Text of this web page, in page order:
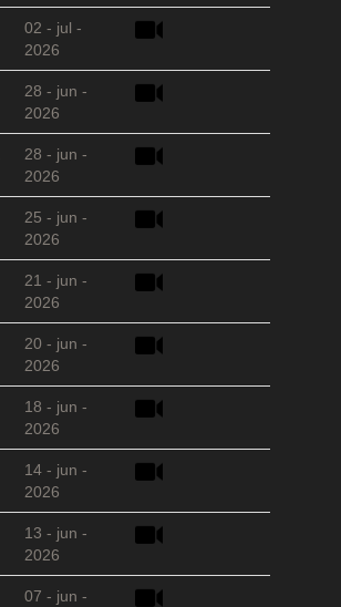
02 - jul -
2026
28 - jun -
2026
28 - jun -
2026
25 - jun -
2026
21 - jun -
2026
20 - jun -
2026
18 - jun -
2026
14 - jun -
2026
13 - jun -
2026
07 - jun -